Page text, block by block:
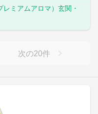
ミアムアロマ）玄関・
次の20件